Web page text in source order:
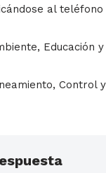
al teléfono
Educación
Control